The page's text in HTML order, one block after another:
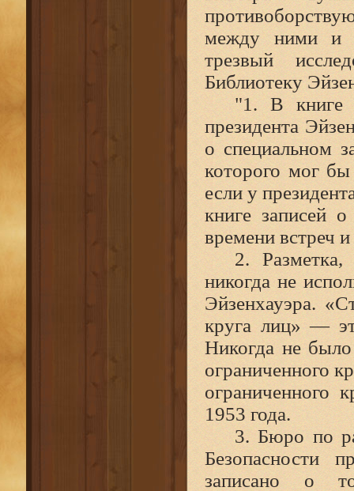
между ними и
трезвый
Библиотеку
"1. В книге
президента
о специальном
которого мог
если у
книге записей
времени встреч
2. Разметка,
никогда не
Эйзенхауэра.
круга лиц» —
Никогда не
ограниченного
ограниченного
1953 года.
3. Бюро по
Безопасности
записано о